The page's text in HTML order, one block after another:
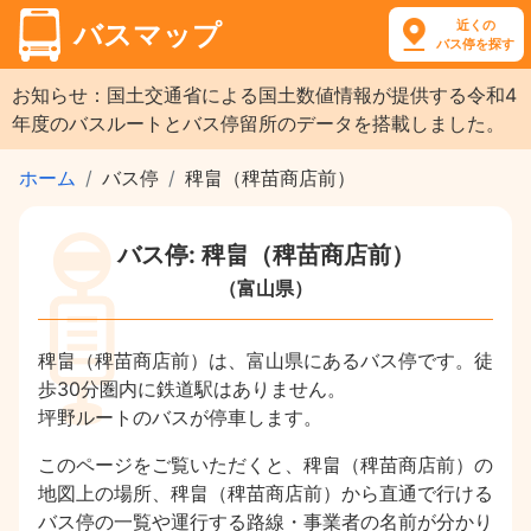
バスマップ
近くの
バス停を探す
お知らせ：国土交通省による国土数値情報が提供する令和4
年度のバスルートとバス停留所のデータを搭載しました。
ホーム バス停 稗畠（稗苗商店前）
バス停: 稗畠（稗苗商店前）
（富山県）
稗畠（稗苗商店前）は、富山県にあるバス停です。徒
歩30分圏内に鉄道駅はありません。
坪野ルートのバスが停車します。
このページをご覧いただくと、稗畠（稗苗商店前）の
地図上の場所、稗畠（稗苗商店前）から直通で行ける
バス停の一覧や運行する路線・事業者の名前が分かり